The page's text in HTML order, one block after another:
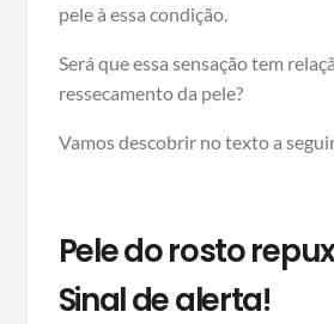
pele à essa condição.
Será que essa sensação tem
ressecamento da pele?
Vamos descobrir no texto a
Pele do rosto
Sinal de alerta!